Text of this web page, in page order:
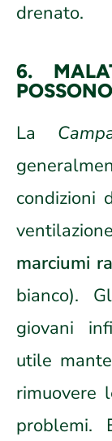
drenato.
6.
La
condizioni
marciumi
bianco).
giovani
utile
rimuovere
problemi.